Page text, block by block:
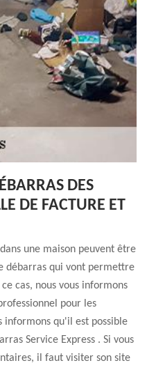
DES
DE FACTURE ET
une maison peuvent être
débarras qui vont permettre
cas, nous vous informons
pour les
informons qu'il est possible
Service Express . Si vous
il faut visiter son site